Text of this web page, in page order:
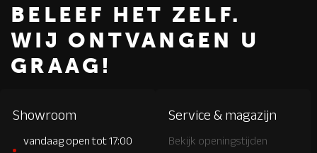
BELEEF HET ZELF.
WIJ ONTVANGEN U
GRAAG!
Showroom
vandaag open tot 17:00
Service & magazijn
Bekijk openingstijden